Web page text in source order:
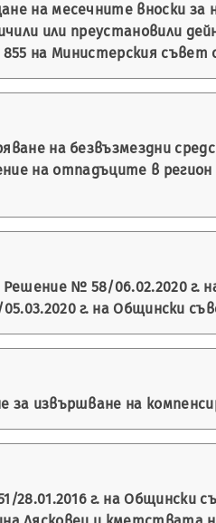
на месечните вноски
или преустановили
на Министерския съвет
на безвъзмездни
на отпадъците в
№ 58/06.02.2020 г.
г. на Общински
за извършване на
28.01.2016 г. на Общински